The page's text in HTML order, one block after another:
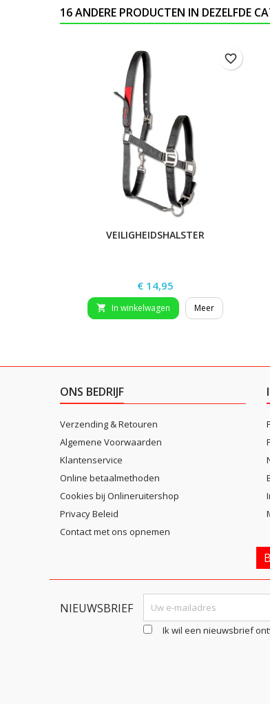
16 ANDERE PRODUCTEN IN DEZELFDE
VEILIGHEIDSHALSTER
Prijs
€ 14,95
 In winkelwagen Meer
favorite_border
ONS BEDRIJF
Verzending & Retouren
Algemene Voorwaarden
Klantenservice
Online betaalmethoden
Cookies bij Onlineruitershop
Privacy Beleid
Contact met ons opnemen
NIEUWSBRIEF
Ik wil een nieuwsbrief